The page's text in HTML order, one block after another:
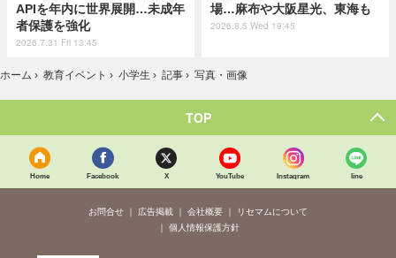
APIを年内に世界展開…未成年
者保護を強化
2026.7.31 Fri 13:45
場…麻布や大阪星光、東海も
2026.8.5 Wed 19:45
ホーム › 教育イベント › 小学生 › 記事 › 写真・画像
TOP
Home Facebook X YouTube Instagram line
お問合せ 広告掲載 会社概要
リセマムについて
個人情報保護方針